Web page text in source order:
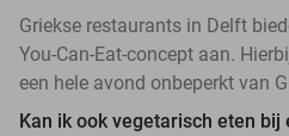
Griekse restaurants in Delft
You-Can-Eat-concept aan.
een hele avond onbeperkt van
Kan ik ook vegetarisch eten